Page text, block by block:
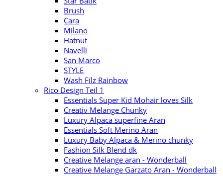
Brush
Cara
Milano
Hatnut
Navelli
San Marco
STYLE
Wash Filz Rainbow
Rico Design Teil 1
Essentials Super Kid Mohair loves Silk
Creativ Melange Chunky
Luxury Alpaca superfine Aran
Essentials Soft Merino Aran
Luxury Baby Alpaca & Merino chunky
Fashion Silk Blend dk
Creative Melange aran - Wonderball
Creative Melange Garzato Aran - Wonderball